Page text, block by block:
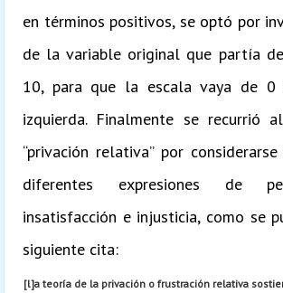
en términos positivos, se optó por
de la variable original que partía
10, para que la escala vaya de 0
izquierda. Finalmente se recurrió
“privación relativa” por
diferentes expresiones de
insatisfacción e injusticia, como se
siguiente cita:
[l]a teoría de la privación o frustración relativa